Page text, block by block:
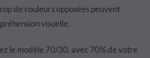
de couleurs opposées peuvent
visuelle.
le modèle 70/30, avec 70% de votre